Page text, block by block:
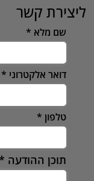
ליצירת קשר
שם מלא
דואר אלקטרוני
טלפון
תוכן ההודעה